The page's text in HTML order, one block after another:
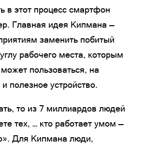
в этот процесс смартфон
Главная идея Кипмана —
заменить побитый
рабочего места, которым
пользоваться, на
полезное устройство.
то из 7 миллиардов людей
тех, … кто работает умом —
Для Кипмана люди,